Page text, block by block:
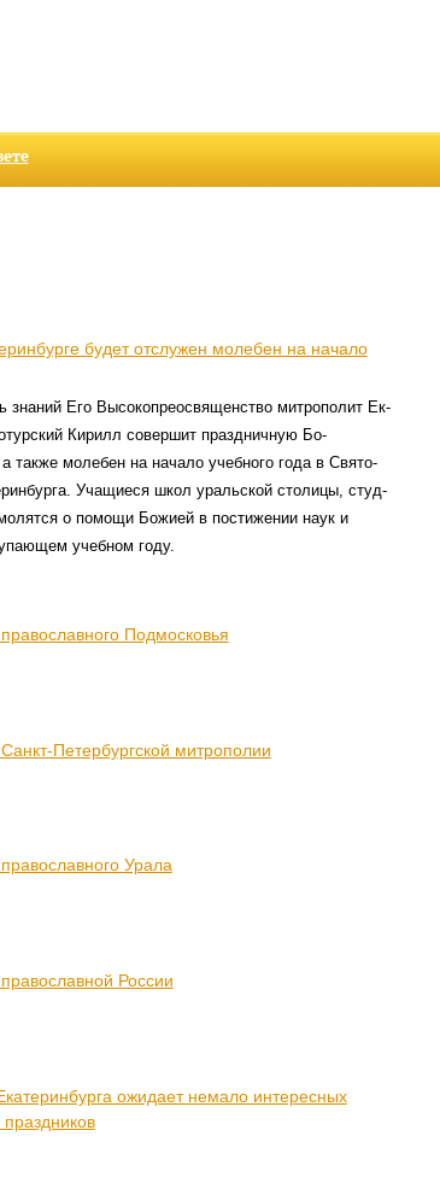
будет отс­лужен молебен на нач­ало
знаний Его Высокопрео­священство митрополит Ек­
Кири­лл сов­ершит праздни­чную Бо­
также молебен на начало учебного года в Свято-
Учащиеся школ урал­ьской стол­ицы, студ­
о помощи Божией в постижении наук и
учебном году.
Подмосковья
Петербургской митрополии
Урала
России
ожидает немало интересных